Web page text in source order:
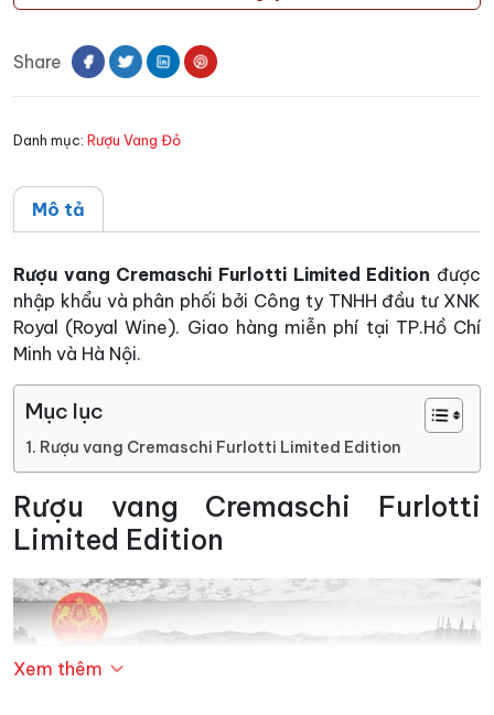
Cremaschi
Limited
lượng
Share
Danh mục: Rượu Vang Đỏ
Mô tả
Rượu vang Cremaschi Furlotti Limited Edition được
nhập khẩu và phân phối bởi Công ty TNHH đầu tư XNK
Royal (Royal Wine). Giao hàng miễn phí tại TP.Hồ Chí
Minh và Hà Nội.
Mục lục
Rượu vang Cremaschi Furlotti Limited Edition
Rượu vang Cremaschi Furlotti
Limited Edition
Xem thêm